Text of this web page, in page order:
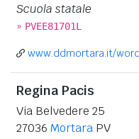
Scuola statale
» PVEE81701L
www.ddmortara.it/
Regina Pacis
Via Belvedere 25
27036 Mortara PV